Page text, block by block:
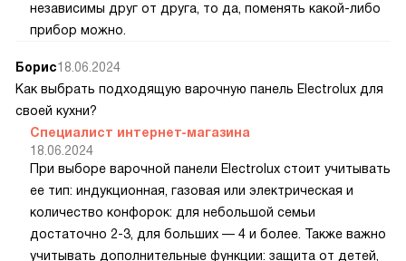
независимы друг от друга, то да, поменять какой-либо
прибор можно.
Борис18.06.2024
Как выбрать подходящую варочную панель Electrolux для
своей кухни?
Специалист интернет-магазина
18.06.2024
При выборе варочной панели Electrolux стоит учитывать
ее тип: индукционная, газовая или электрическая и
количество конфорок: для небольшой семьи
достаточно 2-3, для больших — 4 и более. Также важно
учитывать дополнительные функции: защита от детей,